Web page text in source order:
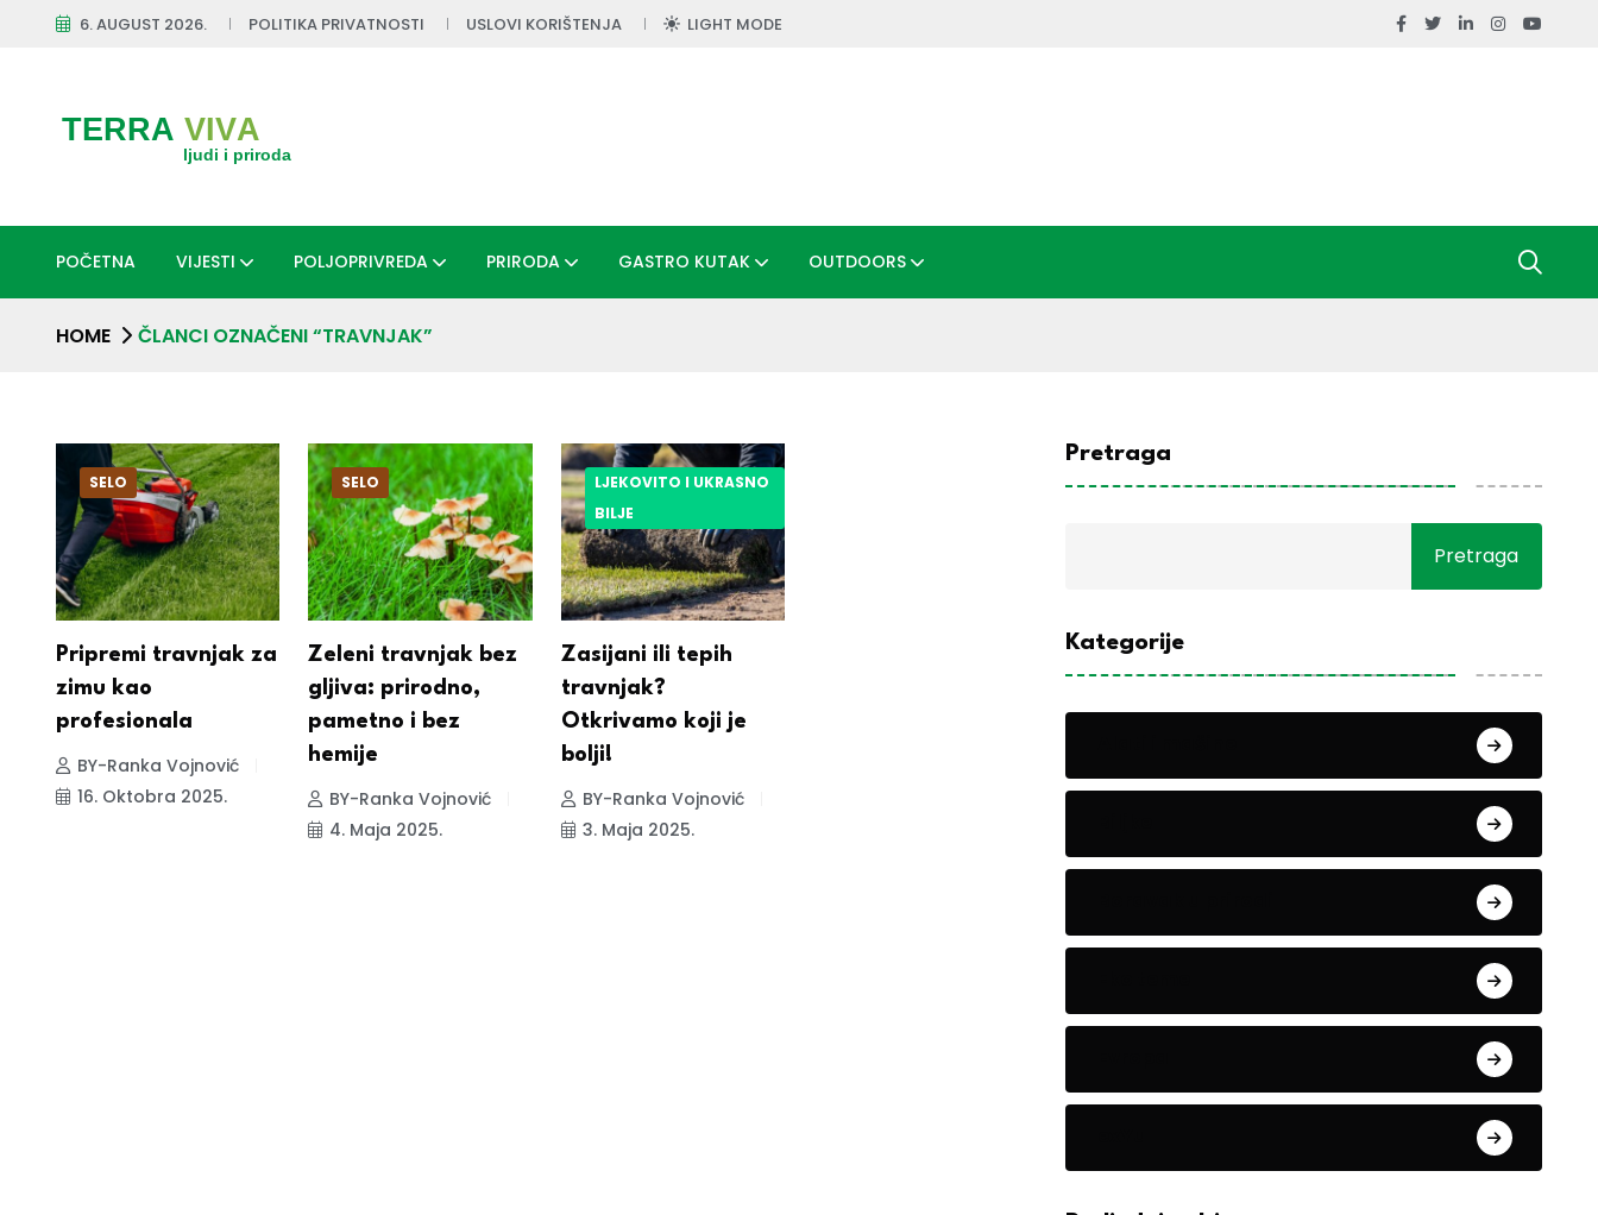
6. AUGUST 2026. POLITIKA PRIVATNOSTI USLOVI KORIŠTENJA LIGHT MODE
POČETNA VIJESTI POLJOPRIVREDA PRIRODA GASTRO KUTAK OUTDOORS
HOME ČLANCI OZNAČENI “TRAVNJAK”
SELO
Pripremi travnjak za
zimu kao
profesionala
BY-Ranka Vojnović
16. Oktobra 2025.
SELO
Zeleni travnjak bez
gljiva: prirodno,
pametno i bez
hemije
BY-Ranka Vojnović
4. Maja 2025.
LJEKOVITO I UKRASNO
BILJE
Zasijani ili tepih
travnjak?
Otkrivamo koji je
bolji!
BY-Ranka Vojnović
3. Maja 2025.
Pretraga
Pretraga
Kategorije